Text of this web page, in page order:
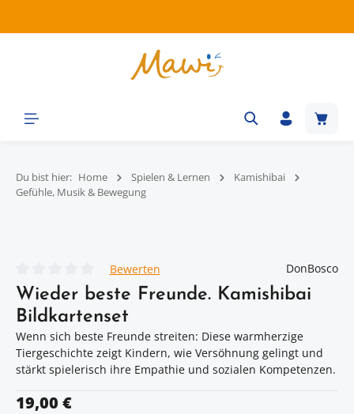
Du bist hier: Home Spielen & Lernen
Kamishibai
Gefühle, Musik & Bewegung
Durchschnittliche Bewertung von 0 von 5 Sternen
Bewerten DonBosco
Wieder beste Freunde. Kamishibai
Bildkartenset
Wenn sich beste Freunde streiten: Diese warmherzige
Tiergeschichte zeigt Kindern, wie Versöhnung gelingt und
stärkt spielerisch ihre Empathie und sozialen Kompetenzen.
Regulärer Preis:
19,00 €